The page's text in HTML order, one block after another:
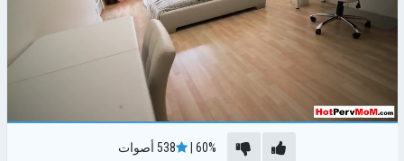
60%
|
538 أصوات